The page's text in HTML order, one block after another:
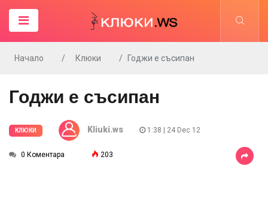
Начало Клюки Годжи е съсипан
Годжи е съсипан
КЛЮКИ Kliuki.ws 1:38 | 24 Dec 12
0 Коментара 203